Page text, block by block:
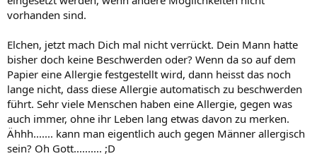
vorhanden sind.
Elchen, jetzt mach Dich mal nicht verrückt. Dein Mann hatte
bisher doch keine Beschwerden oder? Wenn da so auf dem
Papier eine Allergie festgestellt wird, dann heisst das noch
lange nicht, dass diese Allergie automatisch zu beschwerden
führt. Sehr viele Menschen haben eine Allergie, gegen was
auch immer, ohne ihr Leben lang etwas davon zu merken.
Ähhh....... kann man eigentlich auch gegen Männer allergisch
sein? Oh Gott.......... ;D